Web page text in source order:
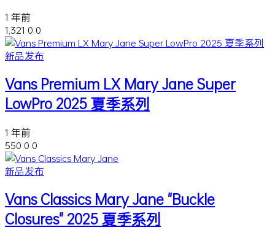
1 年前
1,321 0 0
新品发布
Vans Premium LX Mary Jane Super
LowPro 2025 夏季系列
1 年前
550 0 0
新品发布
Vans Classics Mary Jane "Buckle
Closures" 2025 夏季系列